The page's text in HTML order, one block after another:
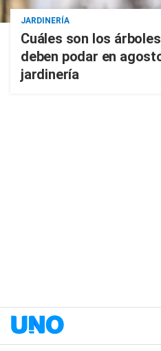
JARDINERÍA
Cuáles son los
deben podar en
jardinería